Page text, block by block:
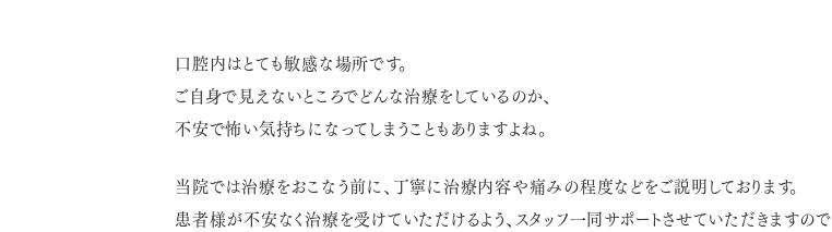
口腔内はとても敏感な場所です。
ご自身で見えないところでどんな治療をしているのか、
不安で怖い気持ちになってしまうこともありますよね。
当院では治療をおこなう前に、丁寧に治療内容や痛みの程度などをご説明しております。
患者様が不安なく治療を受けていただけるよう、スタッフ一同サポートさせていただきますので